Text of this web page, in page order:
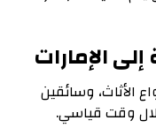
الإمارات
الأثاث، وسائقين
وقت قياسي.